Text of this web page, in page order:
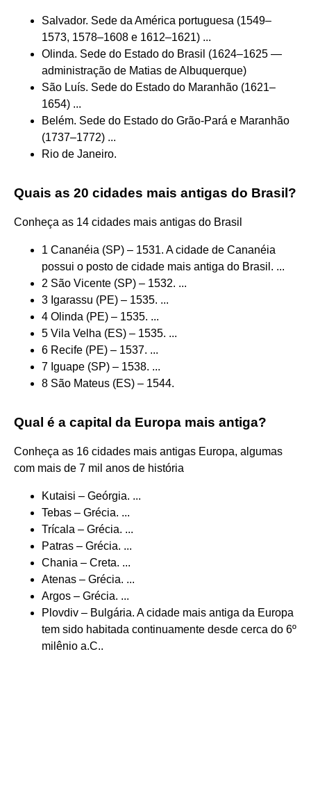
Salvador. Sede da América portuguesa (1549–
1573, 1578–1608 e 1612–1621) ...
Olinda. Sede do Estado do Brasil (1624–1625 —
administração de Matias de Albuquerque)
São Luís. Sede do Estado do Maranhão (1621–
1654) ...
Belém. Sede do Estado do Grão-Pará e Maranhão
(1737–1772) ...
Rio de Janeiro.
Quais as 20 cidades mais antigas do Brasil?
Conheça as 14 cidades mais antigas do Brasil
1 Cananéia (SP) – 1531. A cidade de Cananéia
possui o posto de cidade mais antiga do Brasil. ...
2 São Vicente (SP) – 1532. ...
3 Igarassu (PE) – 1535. ...
4 Olinda (PE) – 1535. ...
5 Vila Velha (ES) – 1535. ...
6 Recife (PE) – 1537. ...
7 Iguape (SP) – 1538. ...
8 São Mateus (ES) – 1544.
Qual é a capital da Europa mais antiga?
Conheça as 16 cidades mais antigas Europa, algumas
com mais de 7 mil anos de história
Kutaisi – Geórgia. ...
Tebas – Grécia. ...
Trícala – Grécia. ...
Patras – Grécia. ...
Chania – Creta. ...
Atenas – Grécia. ...
Argos – Grécia. ...
Plovdiv – Bulgária. A cidade mais antiga da Europa
tem sido habitada continuamente desde cerca do 6º
milênio a.C..